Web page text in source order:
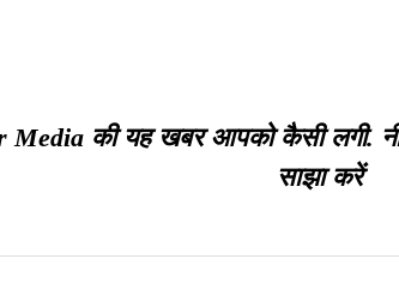
Media की यह खबर आपको कैसी लगी.
साझा करें